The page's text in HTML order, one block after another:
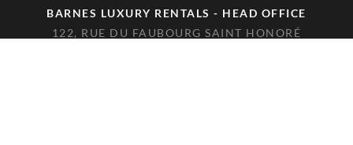
BARNES LUXURY RENTALS - HEAD OFFICE
122, RUE DU FAUBOURG SAINT HONORÉ